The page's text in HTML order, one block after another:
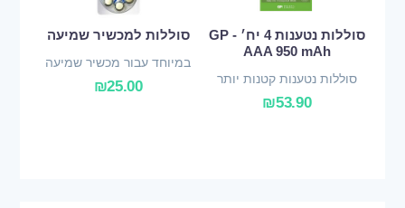
סוללות נטענות 4 יח׳ - GP
AAA 950 mAh
סוללות נטענות קטנות יותר
₪53.90
סוללות למכשיר שמיעה
במיוחד עבור מכשיר שמיעה
₪25.00